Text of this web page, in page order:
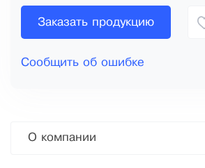
Заказать продукцию
Сообщить об ошибке
О компании